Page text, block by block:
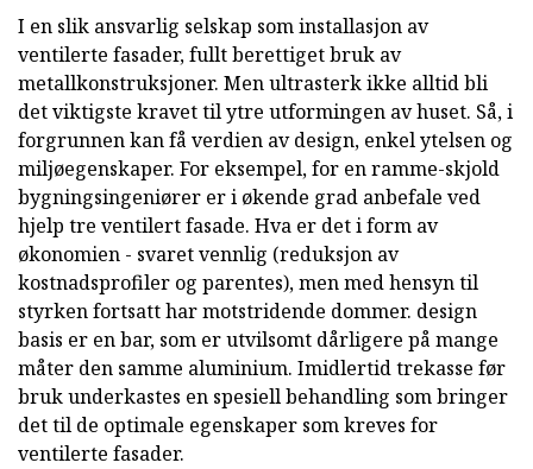
I en slik ansvarlig selskap som installasjon av
ventilerte fasader, fullt berettiget bruk av
metallkonstruksjoner. Men ultrasterk ikke alltid bli
det viktigste kravet til ytre utformingen av huset. Så, i
forgrunnen kan få verdien av design, enkel ytelsen og
miljøegenskaper. For eksempel, for en ramme-skjold
bygningsingeniører er i økende grad anbefale ved
hjelp tre ventilert fasade. Hva er det i form av
økonomien - svaret vennlig (reduksjon av
kostnadsprofiler og parentes), men med hensyn til
styrken fortsatt har motstridende dommer. design
basis er en bar, som er utvilsomt dårligere på mange
måter den samme aluminium. Imidlertid trekasse før
bruk underkastes en spesiell behandling som bringer
det til de optimale egenskaper som kreves for
ventilerte fasader.